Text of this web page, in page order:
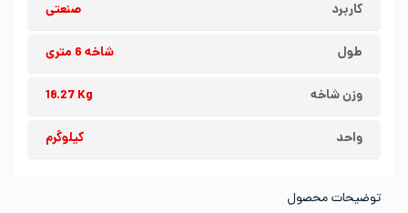
کاربرد صنعتی
طول شاخه 6 متری
وزن شاخه 18.27 Kg
واحد کیلوگرم
توضیحات محصول